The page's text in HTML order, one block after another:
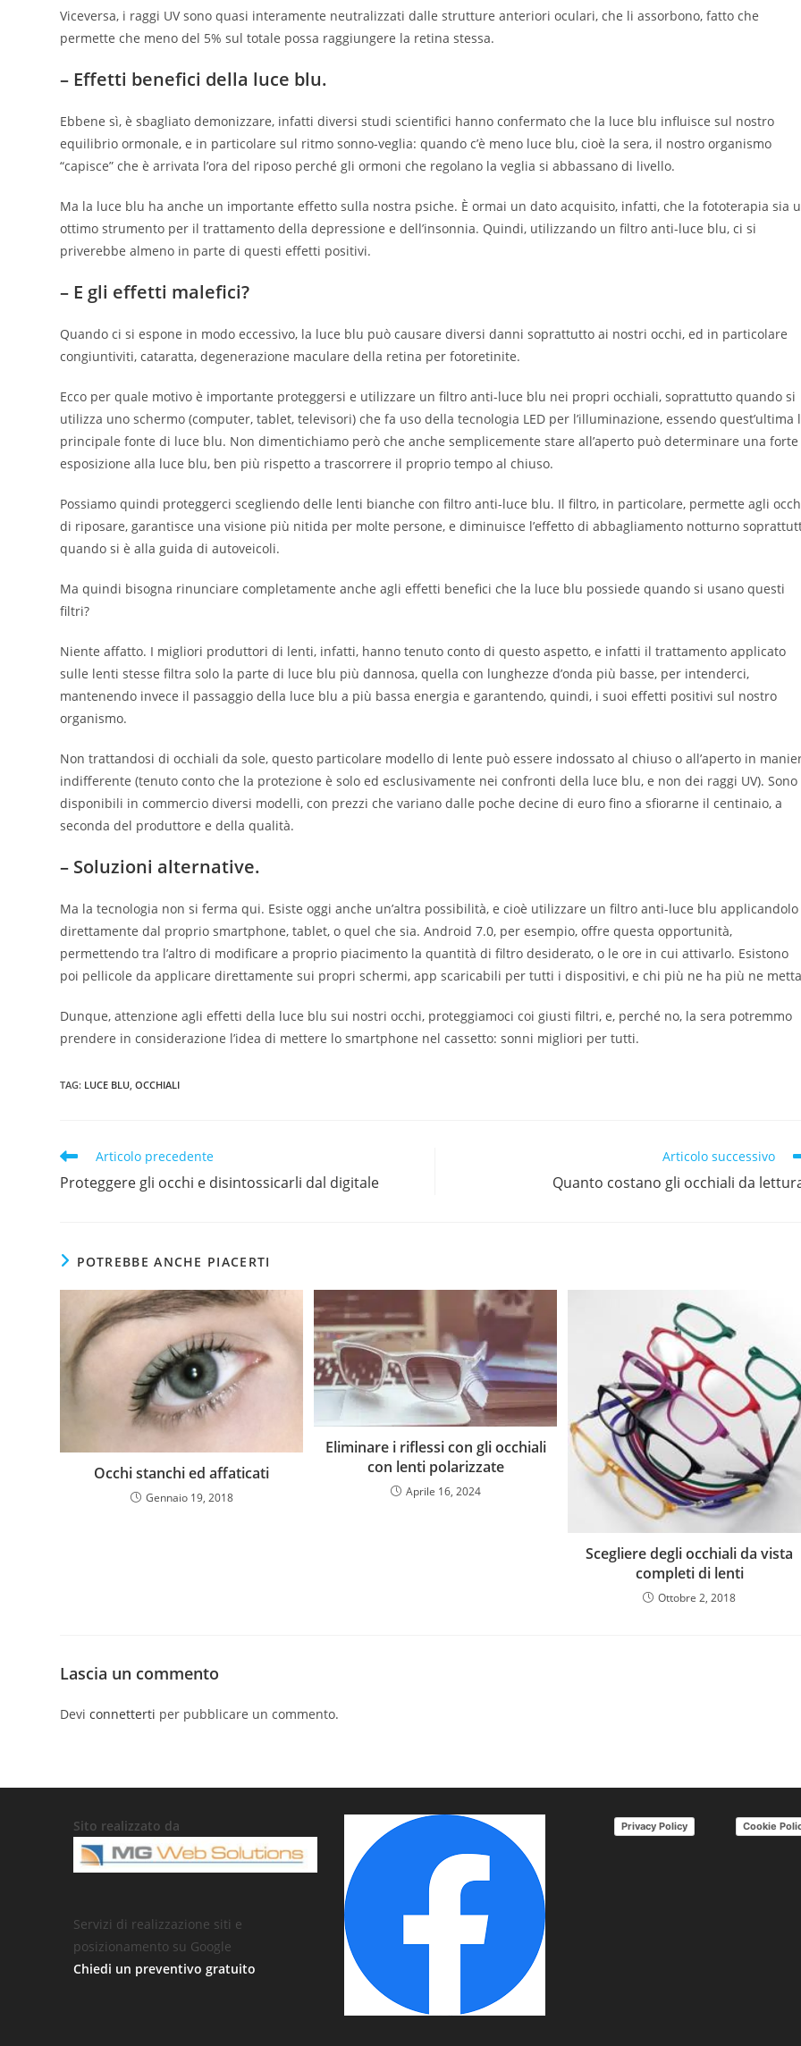
Viceversa, i raggi UV sono quasi interamente neutralizzati dalle strutture anteriori oculari, che li assorbono, fatto che
permette che meno del 5% sul totale possa raggiungere la retina stessa.
– Effetti benefici della luce blu.
Ebbene sì, è sbagliato demonizzare, infatti diversi studi scientifici hanno confermato che la luce blu influisce sul nostro
equilibrio ormonale, e in particolare sul ritmo sonno-veglia: quando c’è meno luce blu, cioè la sera, il nostro organismo
“capisce” che è arrivata l’ora del riposo perché gli ormoni che regolano la veglia si abbassano di livello.
Ma la luce blu ha anche un importante effetto sulla nostra psiche. È ormai un dato acquisito, infatti, che la fototerapia sia
ottimo strumento per il trattamento della depressione e dell’insonnia. Quindi, utilizzando un filtro anti-luce blu, ci si
priverebbe almeno in parte di questi effetti positivi.
– E gli effetti malefici?
Quando ci si espone in modo eccessivo, la luce blu può causare diversi danni soprattutto ai nostri occhi, ed in particolare
congiuntiviti, cataratta, degenerazione maculare della retina per fotoretinite.
Ecco per quale motivo è importante proteggersi e utilizzare un filtro anti-luce blu nei propri occhiali, soprattutto quando si
utilizza uno schermo (computer, tablet, televisori) che fa uso della tecnologia LED per l’illuminazione, essendo quest’ultima
principale fonte di luce blu. Non dimentichiamo però che anche semplicemente stare all’aperto può determinare una forte
esposizione alla luce blu, ben più rispetto a trascorrere il proprio tempo al chiuso.
Possiamo quindi proteggerci scegliendo delle lenti bianche con filtro anti-luce blu. Il filtro, in particolare, permette agli
di riposare, garantisce una visione più nitida per molte persone, e diminuisce l’effetto di abbagliamento notturno
quando si è alla guida di autoveicoli.
Ma quindi bisogna rinunciare completamente anche agli effetti benefici che la luce blu possiede quando si usano questi
filtri?
Niente affatto. I migliori produttori di lenti, infatti, hanno tenuto conto di questo aspetto, e infatti il trattamento applicato
sulle lenti stesse filtra solo la parte di luce blu più dannosa, quella con lunghezze d’onda più basse, per intenderci,
mantenendo invece il passaggio della luce blu a più bassa energia e garantendo, quindi, i suoi effetti positivi sul nostro
organismo.
Non trattandosi di occhiali da sole, questo particolare modello di lente può essere indossato al chiuso o all’aperto in
indifferente (tenuto conto che la protezione è solo ed esclusivamente nei confronti della luce blu, e non dei raggi UV). Sono
disponibili in commercio diversi modelli, con prezzi che variano dalle poche decine di euro fino a sfiorarne il centinaio, a
seconda del produttore e della qualità.
– Soluzioni alternative.
Ma la tecnologia non si ferma qui. Esiste oggi anche un’altra possibilità, e cioè utilizzare un filtro anti-luce blu applicandolo
direttamente dal proprio smartphone, tablet, o quel che sia. Android 7.0, per esempio, offre questa opportunità,
permettendo tra l’altro di modificare a proprio piacimento la quantità di filtro desiderato, o le ore in cui attivarlo. Esistono
poi pellicole da applicare direttamente sui propri schermi, app scaricabili per tutti i dispositivi, e chi più ne ha più ne
Dunque, attenzione agli effetti della luce blu sui nostri occhi, proteggiamoci coi giusti filtri, e, perché no, la sera potremmo
prendere in considerazione l’idea di mettere lo smartphone nel cassetto: sonni migliori per tutti.
TAG: LUCE BLU OCCHIALI
Articolo precedente
Proteggere gli occhi e disintossicarli dal digitale
Articolo successivo
Quanto costano gli occhiali da
POTREBBE ANCHE PIACERTI
Occhi stanchi ed affaticati
Gennaio 19, 2018
Eliminare i riflessi con gli occhiali
con lenti polarizzate
Aprile 16, 2024
Scegliere degli occhiali da vista
completi di lenti
Ottobre 2, 2018
Lascia un commento
Deviconnetterti per pubblicare un commento.
Sito realizzato da
Servizi di realizzazione siti e
posizionamento su Google
Chiedi un preventivo gratuito
Privacy Policy Cookie